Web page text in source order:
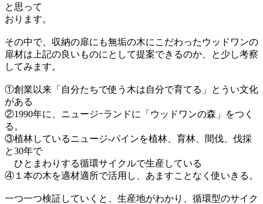
と思って
おります。
その中で、収納の扉にも無垢の木にこだわったウッドワンの
扉材は上記の良いものにとして提案できるのか、と少し考察
してみます。
①創業以来「自分たちで使う木は自分で育てる」とうい文化
がある
②1990年に、ニュージｰランドに「ウッドワンの森」をつく
る。
③植林しているニュージ-パインを植林、育林、間伐、伐採
と30年で
ひとまわりする循環サイクルで生産している
④１本の木を適材適所で活用し、あますことなく使いきる。
一つ一つ検証していくと、生産地がわかり、循環型のサイク